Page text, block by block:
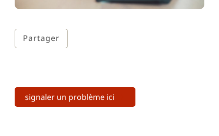
Partager
signaler un problème ici